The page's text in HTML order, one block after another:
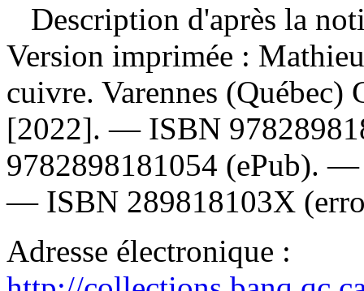
Description d'après la
Version imprimée :
cuivre. Varennes (Québec)
[2022]. — ISBN
9782898181054 (ePub).
— ISBN 289818103X
Adresse électronique :